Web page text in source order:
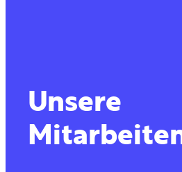
Unsere